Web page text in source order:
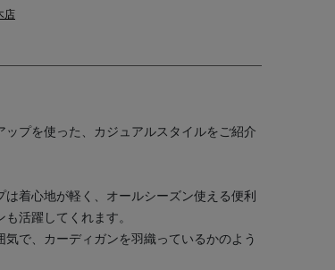
店
プを使った、カジュアルスタイルをご紹介
着心地が軽く、オールシーズン使える便利
活躍してくれます。
で、カーディガンを羽織っているかのよう